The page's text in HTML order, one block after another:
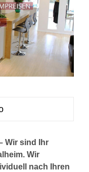
Wir sind Ihr
Wir
nach Ihren